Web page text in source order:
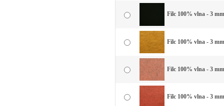
Filc 100% vlna - 3
Filc 100% vlna - 3
Filc 100% vlna - 3
Filc 100% vlna - 3